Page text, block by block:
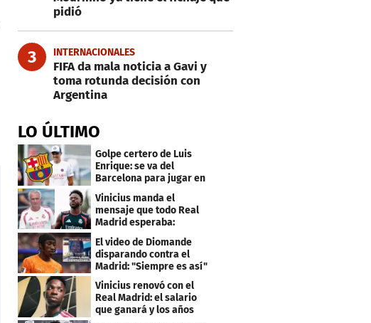
pidió
3 INTERNACIONALES
FIFA da mala noticia a Gavi y
toma rotunda decisión con
Argentina
LO ÚLTIMO
Golpe certero de Luis
Enrique: se va del
Barcelona para jugar en
el PSG
Vinicius manda el
mensaje que todo Real
Madrid esperaba:
"Mourinho..."
El video de Diomande
disparando contra el
Madrid: "Siempre es así"
Vinicius renovó con el
Real Madrid: el salario
que ganará y los años